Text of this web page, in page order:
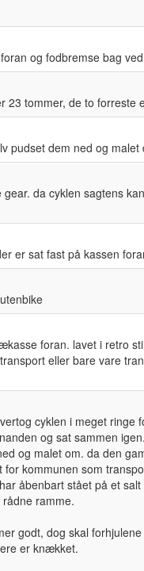
og fodbremse bag
23 tommer, de to forreste
pudset dem ned og malet
da cyklen sagtens
er sat fast på kassen
foran. lavet i retro
eller bare vare
cyklen i meget ringe
og sat sammen
og malet om. da den
for kommunen som
åbenbart stået på et salt
ramme.
godt, dog skal
er knækket.